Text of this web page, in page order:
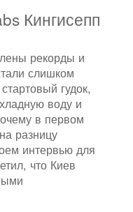
Кингисепп
рекорды и
слишком
гудок,
воду и
в первом
разницу
интервью для
что Киев